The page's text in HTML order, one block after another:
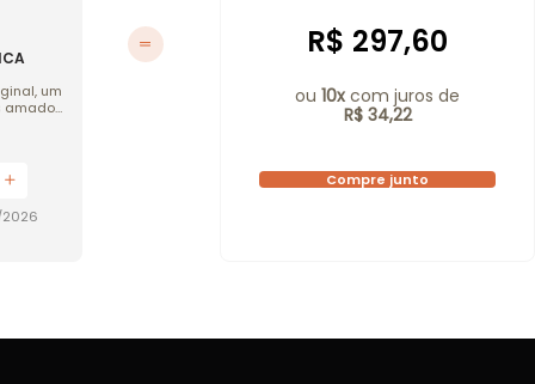
um
amados
R$ 297,60
ou10xcom juros de
R$ 34,22
Compre junto